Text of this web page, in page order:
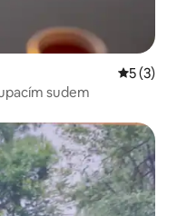
5 (3)
sudem